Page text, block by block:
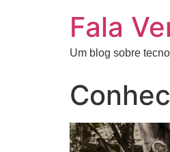
Fala
Um blog sobre